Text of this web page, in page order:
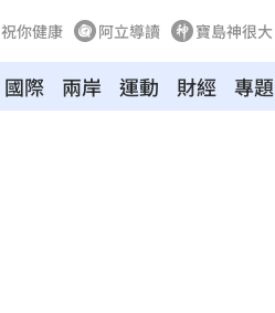
祝你健康 阿立導讀 寶島神很大
國際 兩岸 運動 財經 專題